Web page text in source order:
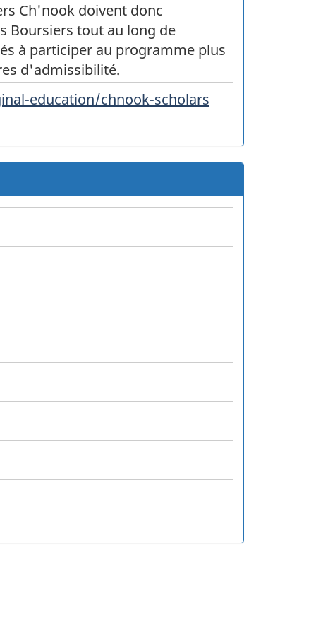
Ch'nook doivent donc
Boursiers tout au long de
à participer au programme plus
d'admissibilité.
education/chnook-scholars